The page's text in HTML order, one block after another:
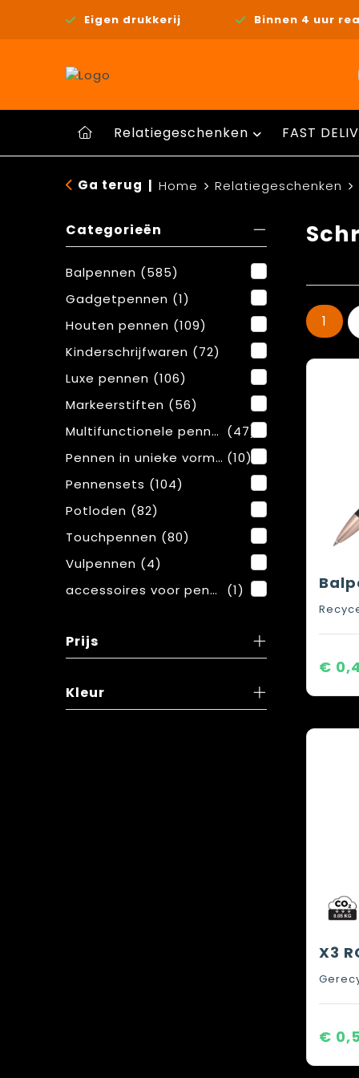
Eigen drukkerij Binnen 4 uur
Relatiegeschenken FAST
Ga terug Home Relatiegeschenken
Categorieën
Balpennen (585)
Gadgetpennen (1)
Houten pennen (109)
Kinderschrijfwaren (72)
Luxe pennen (106)
Markeerstiften (56)
Multifunctionele pennen (47)
Pennen in unieke vormen (10)
Pennensets (104)
Potloden (82)
Touchpennen (80)
Vulpennen (4)
accessoires voor pennen
(1)
Prijs
Kleur
1
€
€